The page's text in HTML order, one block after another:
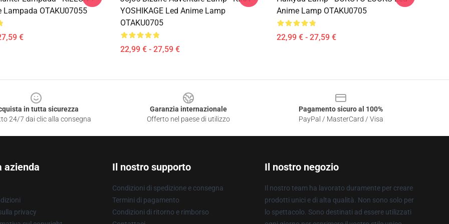
Lampada OTAKU07055
€
YOSHIKAGE Led Anime Lamp
OTAKU0705
22,99 € - 27,59 €
Anime Lamp OTAKU0705
22,99 € - 27,59 €
in tutta sicurezza
24/7 dai clic alla consegna
Garanzia internazionale
Offerto nel paese di utilizzo
Pagamento sicuro al 100%
PayPal / MasterCard / Visa
azienda
privacy
Il nostro supporto
Condizioni di spedizione e consegna
Termini di pagamento
Condizioni di ritorno e rimborso
Il nostro negozio
Il nostro team ha lavorato duramente per creare
prodotti unici e di alta qualità. Non sono solo per
lo spettacolo. Sono destinati ad essere utilizzati